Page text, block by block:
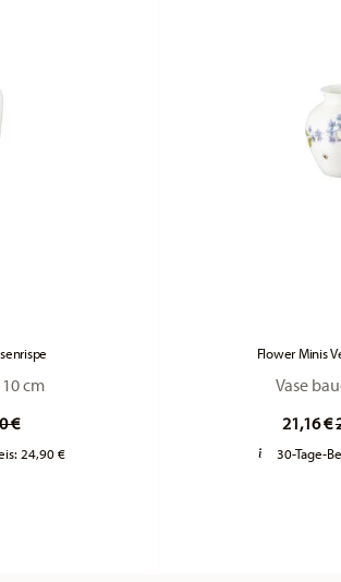
cm
reduced from
€to
24,90 €
Flower Minis
Vase
21,16 €
30-Tage-